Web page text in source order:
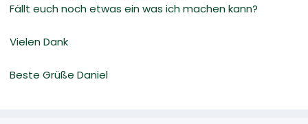
Fällt euch noch etwas ein was ich machen kann?
Vielen Dank
Beste Grüße Daniel